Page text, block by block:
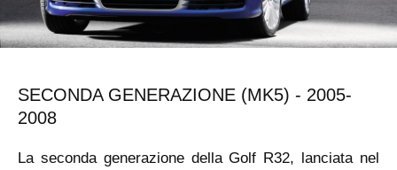
SECONDA GENERAZIONE (MK5) - 2005-
2008
La seconda generazione della Golf R32, lanciata nel